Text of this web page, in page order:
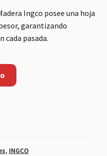
Ingco posee una hoja
garantizando
cada pasada.
, INGCO